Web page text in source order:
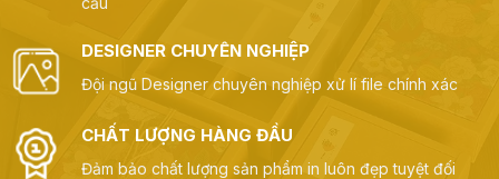
DESIGNER CHUYÊN NGHIỆP
Đội ngũ Designer chuyên nghiệp xử lí file chính xác
CHẤT LƯỢNG HÀNG ĐẦU
Đảm bảo chất lượng sản phẩm in luôn đẹp tuyệt đối